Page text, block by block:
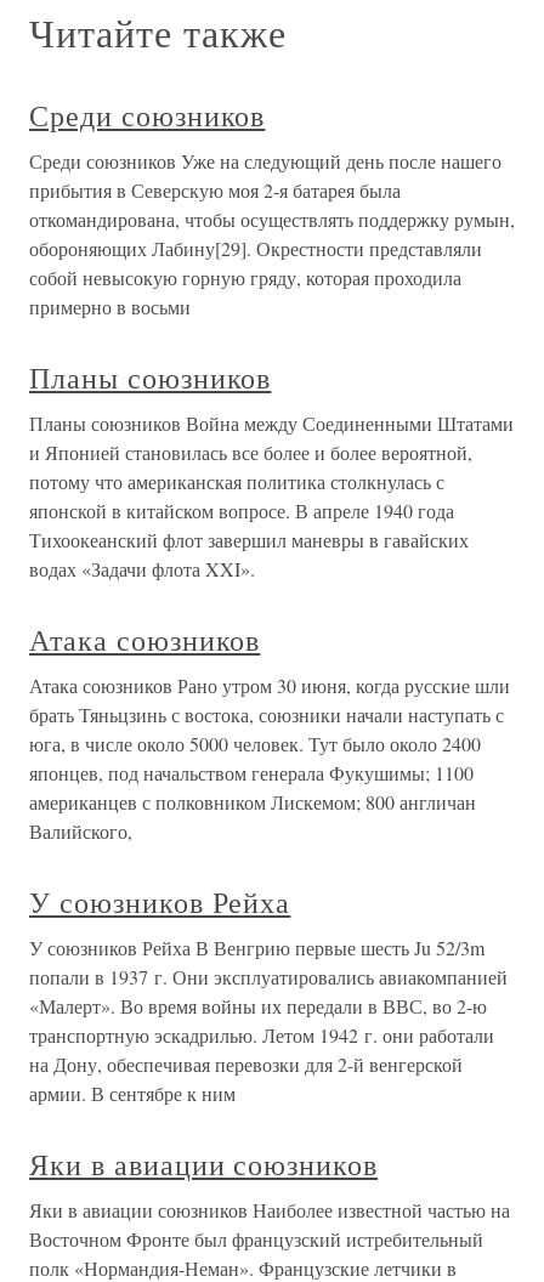
Читайте также
Среди союзников
Среди союзников Уже на следующий день после нашего
прибытия в Северскую моя 2-я батарея была
откомандирована, чтобы осуществлять поддержку румын,
обороняющих Лабину[29]. Окрестности представляли
собой невысокую горную гряду, которая проходила
примерно в восьми
Планы союзников
Планы союзников Война между Соединенными Штатами
и Японией становилась все более и более вероятной,
потому что американская политика столкнулась с
японской в китайском вопросе. В апреле 1940 года
Тихоокеанский флот завершил маневры в гавайских
водах «Задачи флота XXI».
Атака союзников
Атака союзников Рано утром 30 июня, когда русские шли
брать Тяньцзинь с востока, союзники начали наступать с
юга, в числе около 5000 человек. Тут было около 2400
японцев, под начальством генерала Фукушимы; 1100
американцев с полковником Лискемом; 800 англичан
Валийского,
У союзников Рейха
У союзников Рейха В Венгрию первые шесть Ju 52/3m
попали в 1937 г. Они эксплуатировались авиакомпанией
«Малерт». Во время войны их передали в ВВС, во 2-ю
транспортную эскадрилью. Летом 1942 г. они работали
на Дону, обеспечивая перевозки для 2-й венгерской
армии. В сентябре к ним
Яки в авиации союзников
Яки в авиации союзников Наиболее известной частью на
Восточном Фронте был французский истребительный
полк «Нормандия-Неман». Французские летчики в